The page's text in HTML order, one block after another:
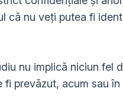
că nu veți putea fi
nu implică niciun fel
prevăzut, acum sau în